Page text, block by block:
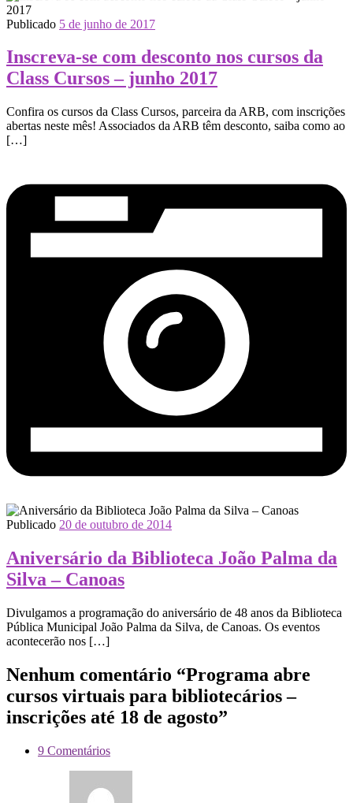
Publicado 5 de junho de 2017
Inscreva-se com desconto nos cursos da
Class Cursos – junho 2017
Confira os cursos da Class Cursos, parceira da ARB, com inscrições
abertas neste mês! Associados da ARB têm desconto, saiba como ao
[…]
Publicado 20 de outubro de 2014
Aniversário da Biblioteca João Palma da
Silva – Canoas
Divulgamos a programação do aniversário de 48 anos da Biblioteca
Pública Municipal João Palma da Silva, de Canoas. Os eventos
acontecerão nos […]
Nenhum comentário “Programa abre
cursos virtuais para bibliotecários –
inscrições até 18 de agosto”
9 Comentários